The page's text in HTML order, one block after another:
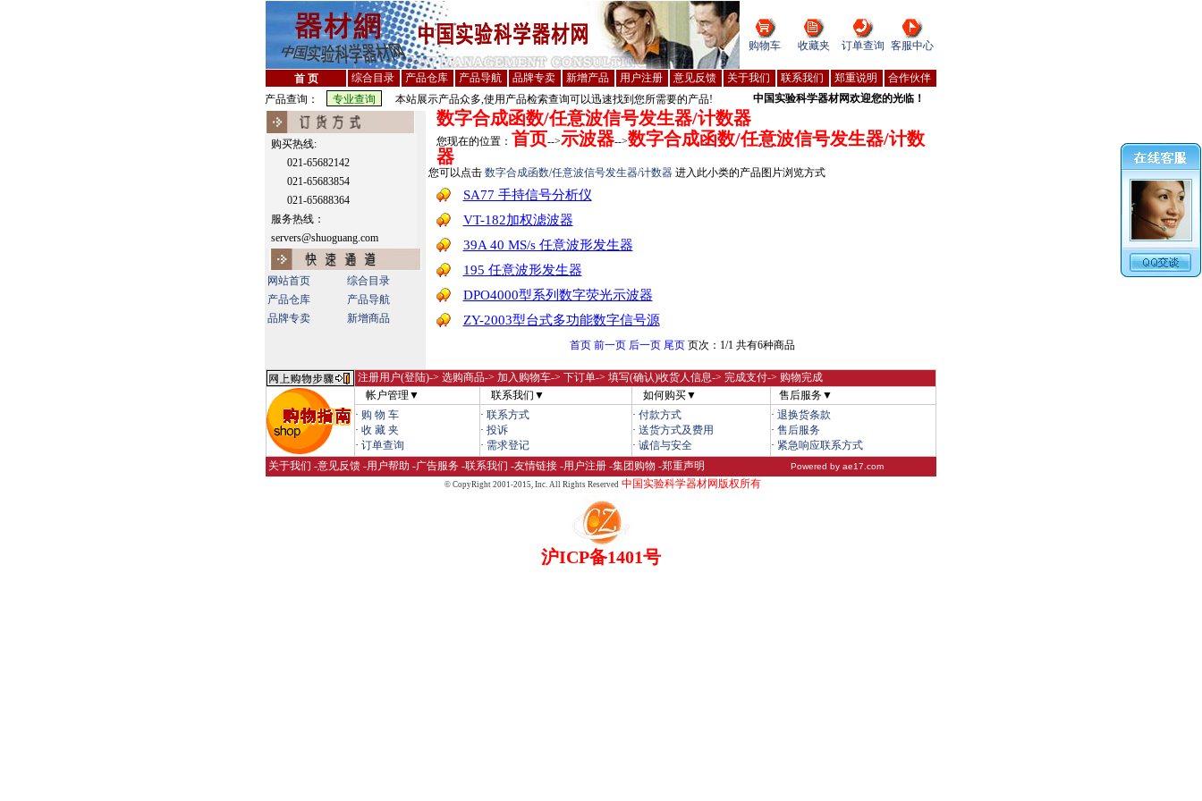
购物车 收藏夹 订单查询 客服中心
首 页 综合目录 产品仓库 产品导航 品牌专卖 新增产品 用户注册 意见反馈 关于我们 联系我们 郑重说明
合作伙伴
产品查询：
本站展示产品众多,使用产品检索查询可以迅速找到您所需要的产品! 中国实验科学器材网欢迎您的光临！
购买热线:
021-65682142
021-65683854
021-65688364
服务热线：
servers@shuoguang.com
网站首页
综合目录
产品仓库
产品导航
品牌专卖
新增商品
数字合成函数/任意波信号发生器/计数器
您现在的位置： 首页-->示波器-->数字合成函数/任意波信号发生器/计数
器
您可以点击 数字合成函数/任意波信号发生器/计数器 进入此小类的产品图片浏览方式
SA77 手持信号分析仪
VT-182加权滤波器
39A 40 MS/s 任意波形发生器
195 任意波形发生器
DPO4000型系列数字荧光示波器
ZY-2003型台式多功能数字信号源
首页 前一页 后一页 尾页 页次：1/1 共有6种商品
注册用户(登陆)-> 选购商品-> 加入购物车-> 下订单-> 填写(确认)收货人信息-> 完成支付-> 购物完成
帐户管理▼
联系我们▼ 如何购买▼
售后服务▼
· 购 物 车
· 收 藏 夹
· 订单查询
· 联系方式
· 投诉
· 需求登记
· 付款方式
· 送货方式及费用
· 诚信与安全
· 退换货条款
· 售后服务
· 紧急响应联系方式
关于我们 -意见反馈 -用户帮助 -广告服务 -联系我们 -友情链接 -用户注册 -集团购物 -郑重声明 Powered by ae17.com
© CopyRight 2001-2015,Inc. All Rights Reserved 中国实验科学器材网版权所有
沪ICP备1401号